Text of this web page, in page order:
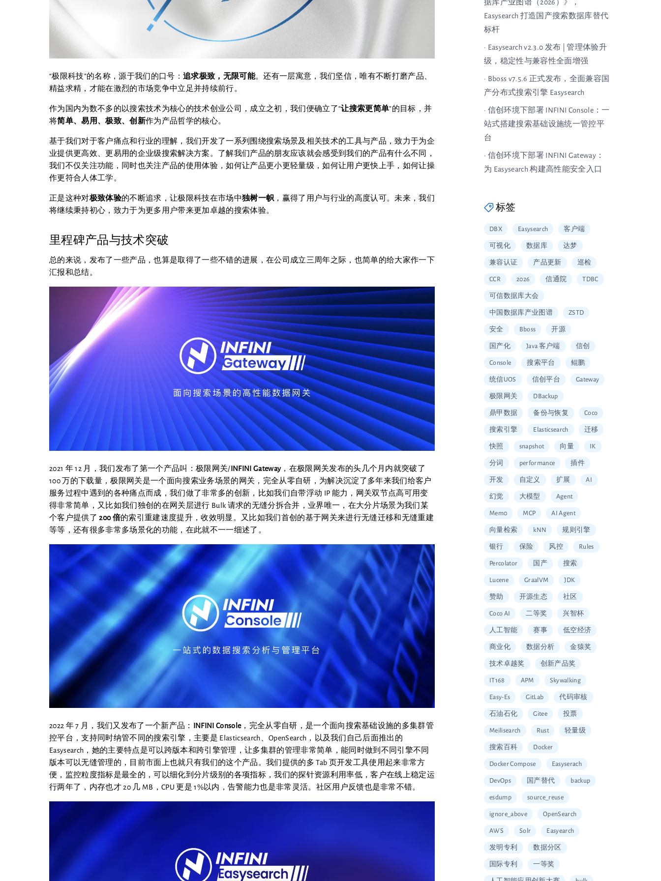
“极限科技”的名称，源于我们的口号： 追求极致，无限可能。还有一层寓意，我们坚信，唯有不断打磨产品、
精益求精，才能在激烈的市场竞争中立足并持续前行。
作为国内为数不多的以搜索技术为核心的技术创业公司，成立之初，我们便确立了“让搜索更简单”的目标，并
将简单、易用、极致、创新作为产品哲学的核心。
基于我们对于客户痛点和行业的理解，我们开发了一系列围绕搜索场景及相关技术的工具与产品，致力于为企
业提供更高效、更易用的企业级搜索解决方案。了解我们产品的朋友应该就会感受到我们的产品有什么不同，
我们不仅关注功能，同时也关注产品的使用体验，如何让产品更小更轻量级，如何让用户更快上手，如何让操
作更符合人体工学。
正是这种对极致体验的不断追求，让极限科技在市场中独树一帜 ，赢得了用户与行业的高度认可。未来，我们
将继续秉持初心，致力于为更多用户带来更加卓越的搜索体验。
里程碑产品与技术突破
总的来说，发布了一些产品，也算是取得了一些不错的进展，在公司成立三周年之际，也简单的给大家作一下
汇报和总结。
2021 年 12 月，我们发布了第一个产品叫：极限网关/ INFINI Gateway，在极限网关发布的头几个月内就突破了
100 万的下载量，极限网关是一个面向搜索业务场景的网关，完全从零自研，为解决沉淀了多年来我们给客户
服务过程中遇到的各种痛点而成，我们做了非常多的创新，比如我们自带浮动 IP 能力，网关双节点高可用变
得非常简单，又比如我们独创的在网关层进行 Bulk 请求的无缝分拆合并，业界唯一，在大分片场景为我们某
个客户提供了200 倍的索引重建速度提升，收效明显。又比如我们首创的基于网关来进行无缝迁移和无缝重建
等等，还有很多非常多场景化的功能，在此就不一一细述了。
2022 年 7 月，我们又发布了一个新产品： INFINI Console，完全从零自研，是一个面向搜索基础设施的多集群管
控平台，支持同时纳管不同的搜索引擎，主要是 Elasticsearch、OpenSearch，以及我们自己后面推出的
Easysearch，她的主要特点是可以跨版本和跨引擎管理，让多集群的管理非常简单，能同时做到不同引擎不同
版本可以无缝管理的，目前市面上也就只有我们的这个产品。我们提供的多 Tab 页开发工具使用起来非常方
便，监控粒度指标是最全的，可以细化到分片级别的各项指标，我们的探针资源利用率低，客户在线上稳定运
行两年了，内存也才 20 几 MB，CPU 更是 1%以内，告警能力也是非常灵活。社区用户反馈也是非常不错。
据库产业图谱（2026）》，
Easysearch 打造国产搜索数据库替代
标杆
· Easysearch v2.3.0 发布 | 管理体验升
级，稳定性与兼容性全面增强
· Bboss v7.5.6 正式发布，全面兼容国
产分布式搜索引擎 Easysearch
· 信创环境下部署 INFINI Console：一
站式搭建搜索基础设施统一管控平
台
· 信创环境下部署 INFINI Gateway：
为 Easysearch 构建高性能安全入口
标签
DBX Easysearch 客户端
可视化 数据库 达梦
兼容认证 产品更新 巡检
CCR 2026 信通院 TDBC
可信数据库大会
中国数据库产业图谱 ZSTD
安全 Bboss 开源
国产化 Java 客户端 信创
Console 搜索平台 鲲鹏
统信UOS 信创平台 Gateway
极限网关 DBackup
鼎甲数据 备份与恢复 Coco
搜索引擎 Elasticsearch 迁移
快照 snapshot 向量 IK
分词 performance 插件
开发 自定义 扩展 AI
幻觉 大模型 Agent
Mem0 MCP AI Agent
向量检索 kNN 规则引擎
银行 保险 风控 Rules
Percolator 国产 搜索
Lucene GraalVM JDK
赞助 开源生态 社区
Coco AI 二等奖 兴智杯
人工智能 赛事 低空经济
商业化 数据分析 金猿奖
技术卓越奖 创新产品奖
IT168 APM Skywalking
Easy-Es GitLab 代码审核
石油石化 Gitee 投票
Meilisearch Rust 轻量级
搜索百科 Docker
Docker Compose Easyserach
DevOps 国产替代 backup
esdump source_reuse
ignore_above OpenSearch
AWS Solr Easyearch
发明专利 数据分区
国际专利 一等奖